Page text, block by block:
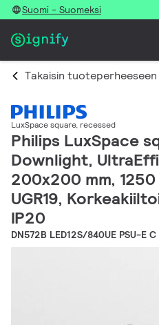
Suomi - Suomeksi
Takaisin tuoteperheeseen
LuxSpace square, recessed
Philips LuxSpace
Downlight,
200x200 mm,
UGR19,
IP20
DN572B LED12S/840UE PSU-E C